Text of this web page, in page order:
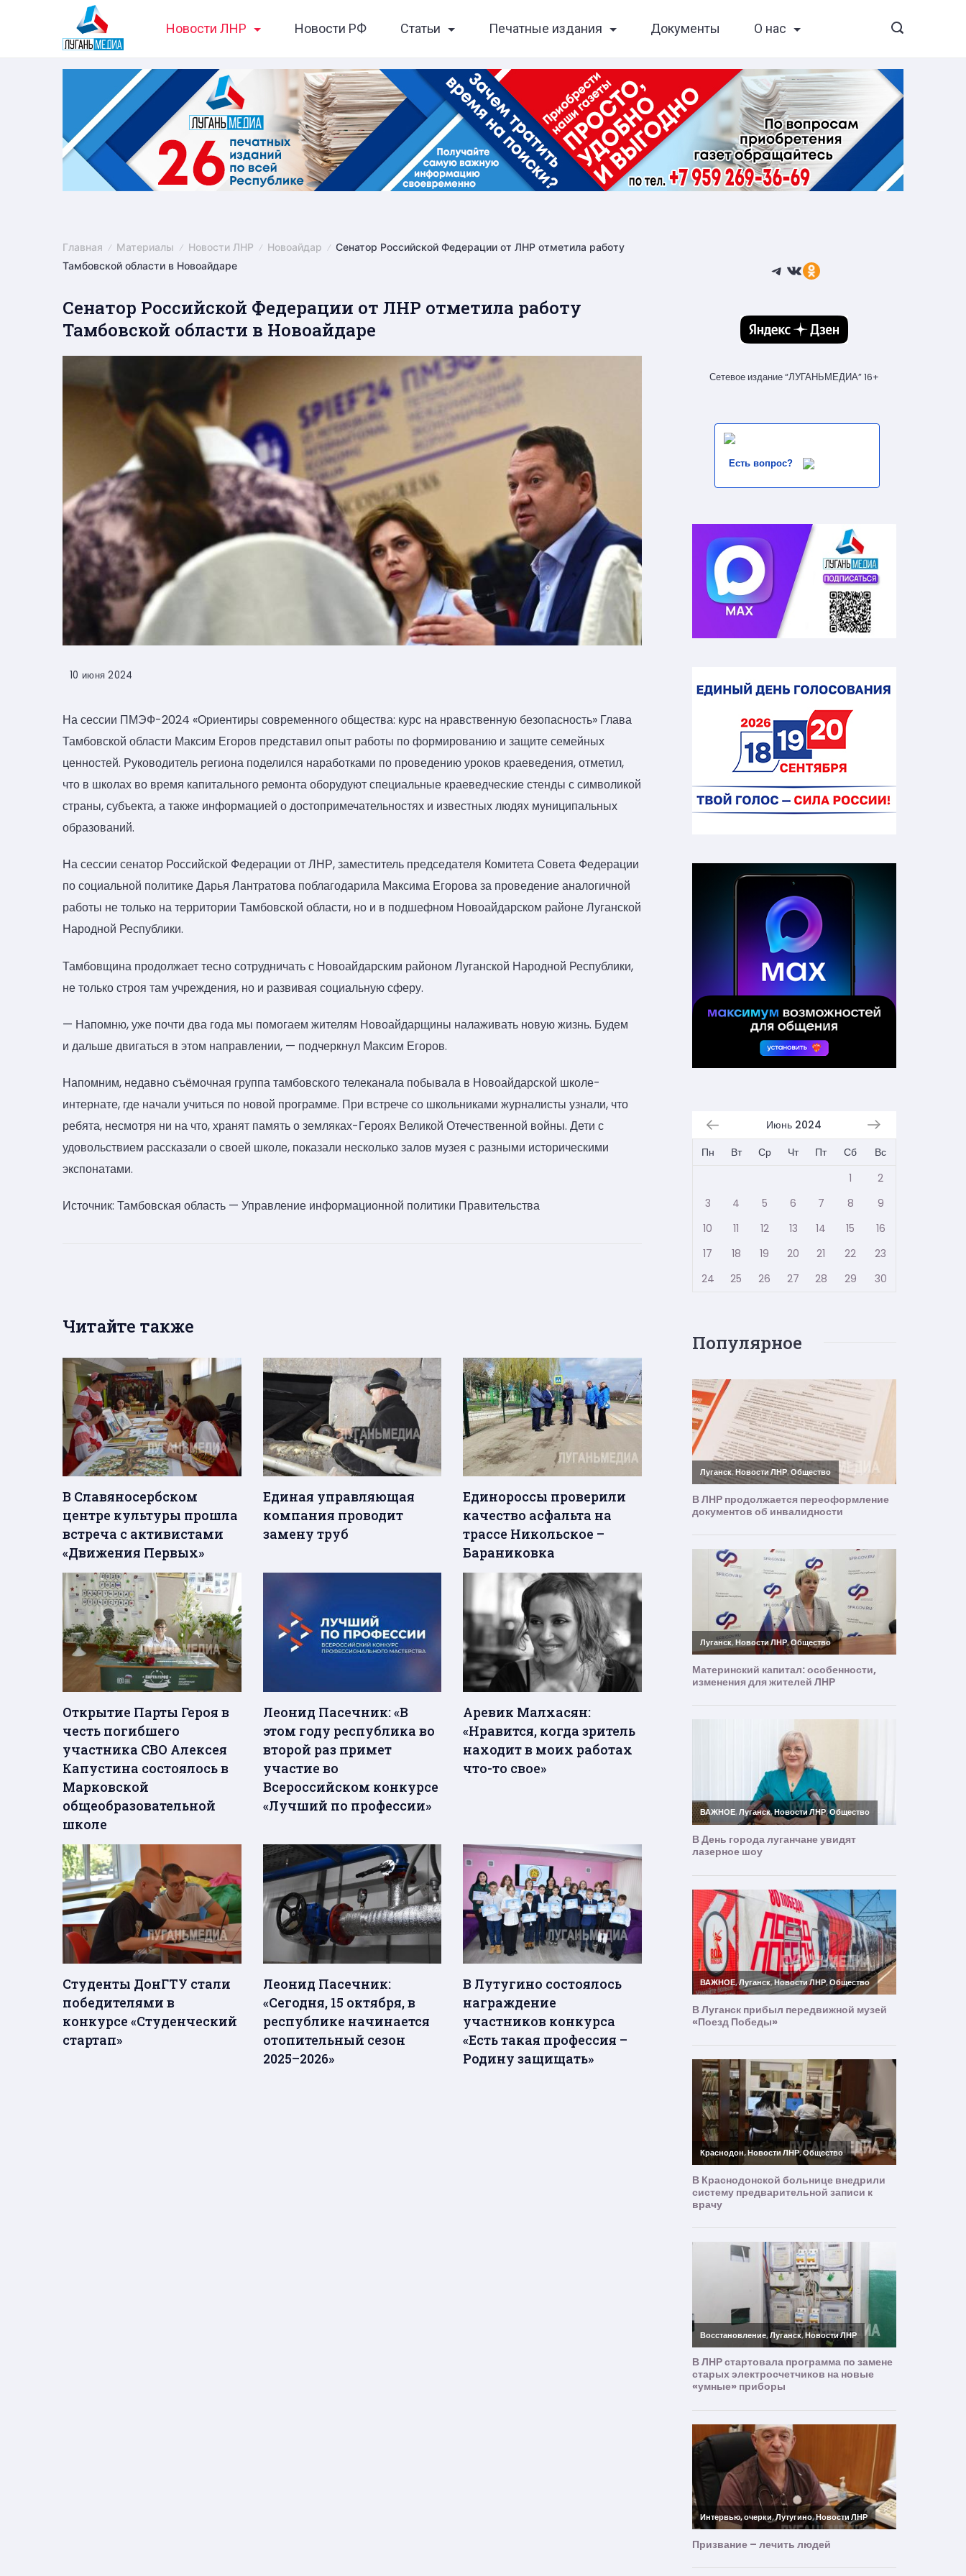
Новости ЛНР Новости РФ Статьи Печатные издания Документы О нас
Главная Материалы Новости ЛНР Новоайдар
Сенатор Российской Федерации от ЛНР отметила работу
Тамбовской области в Новоайдаре
Сенатор Российской Федерации от ЛНР отметила работу
Тамбовской области в Новоайдаре
10 июня 2024
На сессии ПМЭФ-2024 «Ориентиры современного общества: курс на нравственную безопасность» Глава
Тамбовской области Максим Егоров представил опыт работы по формированию и защите семейных
ценностей. Руководитель региона поделился наработками по проведению уроков краеведения, отметил,
что в школах во время капитального ремонта оборудуют специальные краеведческие стенды с символикой
страны, субъекта, а также информацией о достопримечательностях и известных людях муниципальных
образований.
На сессии сенатор Российской Федерации от ЛНР, заместитель председателя Комитета Совета Федерации
по социальной политике Дарья Лантратова поблагодарила Максима Егорова за проведение аналогичной
работы не только на территории Тамбовской области, но и в подшефном Новоайдарском районе Луганской
Народной Республики.
Тамбовщина продолжает тесно сотрудничать с Новоайдарским районом Луганской Народной Республики,
не только строя там учреждения, но и развивая социальную сферу.
— Напомню, уже почти два года мы помогаем жителям Новоайдарщины налаживать новую жизнь. Будем
и дальше двигаться в этом направлении, — подчеркнул Максим Егоров.
Напомним, недавно съёмочная группа тамбовского телеканала побывала в Новоайдарской школе-
интернате, где начали учиться по новой программе. При встрече со школьниками журналисты узнали, что
ребята, несмотря ни на что, хранят память о земляках-Героях Великой Отечественной войны. Дети с
удовольствием рассказали о своей школе, показали несколько залов музея с разными историческими
экспонатами.
Источник: Тамбовская область — Управление информационной политики Правительства
Читайте также
В Славяносербском
центре культуры прошла
встреча с активистами
«Движения Первых»
Единая управляющая
компания проводит
замену труб
Единороссы проверили
качество асфальта на
трассе Никольское –
Бараниковка
Открытие Парты Героя в
честь погибшего
участника СВО Алексея
Капустина состоялось в
Марковской
общеобразовательной
школе
Леонид Пасечник: «В
этом году республика во
второй раз примет
участие во
Всероссийском конкурсе
«Лучший по профессии»
Аревик Малхасян:
«Нравится, когда зритель
находит в моих работах
что-то свое»
Студенты ДонГТУ стали
победителями в
конкурсе «Студенческий
стартап»
Леонид Пасечник:
«Сегодня, 15 октября, в
республике начинается
отопительный сезон
2025–2026»
В Лутугино состоялось
награждение
участников конкурса
«Есть такая профессия –
Родину защищать»
Telegram
ВКонтакте
Ссылка
Сетевое издание “ЛУГАНЬМЕДИА” 16+
Есть вопрос?
Июнь 2024
Пн
Вт Ср Чт Пт Сб
Вс
1
2
3
4 5 6 7 8
9
10
11 12 13 14 15
16
17
18 19 20 21 22
23
24
25 26 27 28 29 30
Популярное